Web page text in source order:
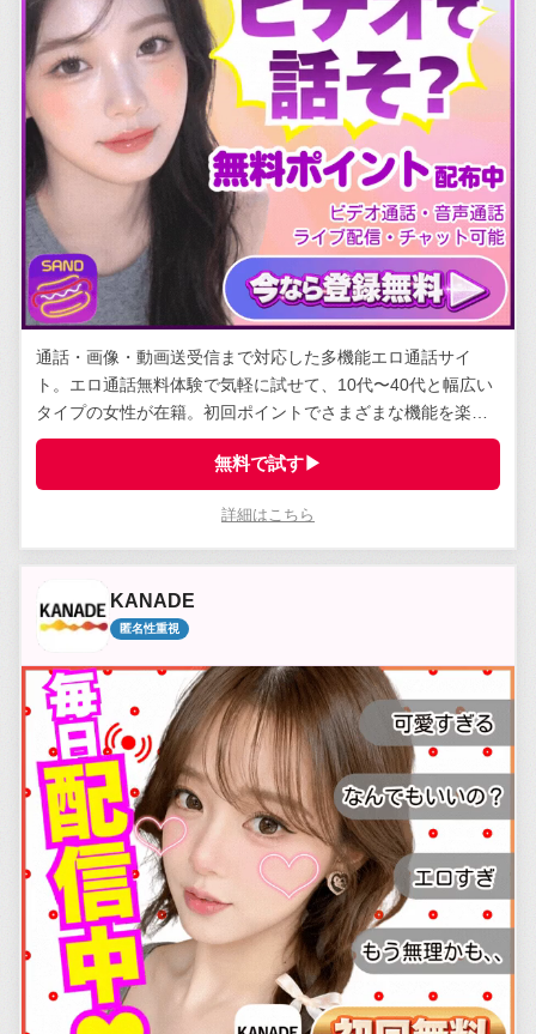
通話・画像・動画送受信まで対応した多機能エロ通話サイ
ト。エロ通話無料体験で気軽に試せて、10代〜40代と幅広い
タイプの女性が在籍。初回ポイントでさまざまな機能を楽し
める。
無料で試す▶
詳細はこちら
KANADE
匿名性重視